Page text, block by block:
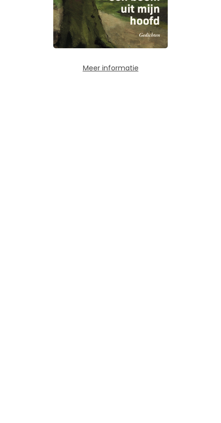
Meer informatie